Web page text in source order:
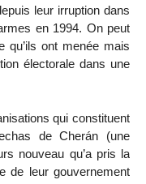
leur irruption dans
en 1994. On peut
qu’ils ont menée mais
électorale dans une
qui constituent
de Cherán (une
nouveau qu’a pris la
de leur gouvernement